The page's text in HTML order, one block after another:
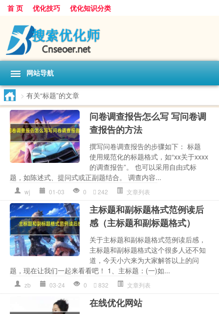
首 页 优化技巧 优化知识分类
网站导航
> 有关“标题”的文章
问卷调查报告怎么写 写问卷调
查报告的方法
撰写问卷调查报告的步骤如下： 标题
使用规范化的标题格式，如“xx关于xxxx
的调查报告”。 也可以采用自由式标
题，如陈述式、提问式或正副题结合。 调查内容...
wj 01-03 0 242 文章列表
主标题和副标题格式范例读后
感（主标题和副标题格式）
关于主标题和副标题格式范例读后感，
主标题和副标题格式这个很多人还不知
道，今天小六来为大家解答以上的问
题，现在让我们一起来看看吧！ 1、主标题：(一)如...
zb 03-24 0 832 文章列表
在线优化网站